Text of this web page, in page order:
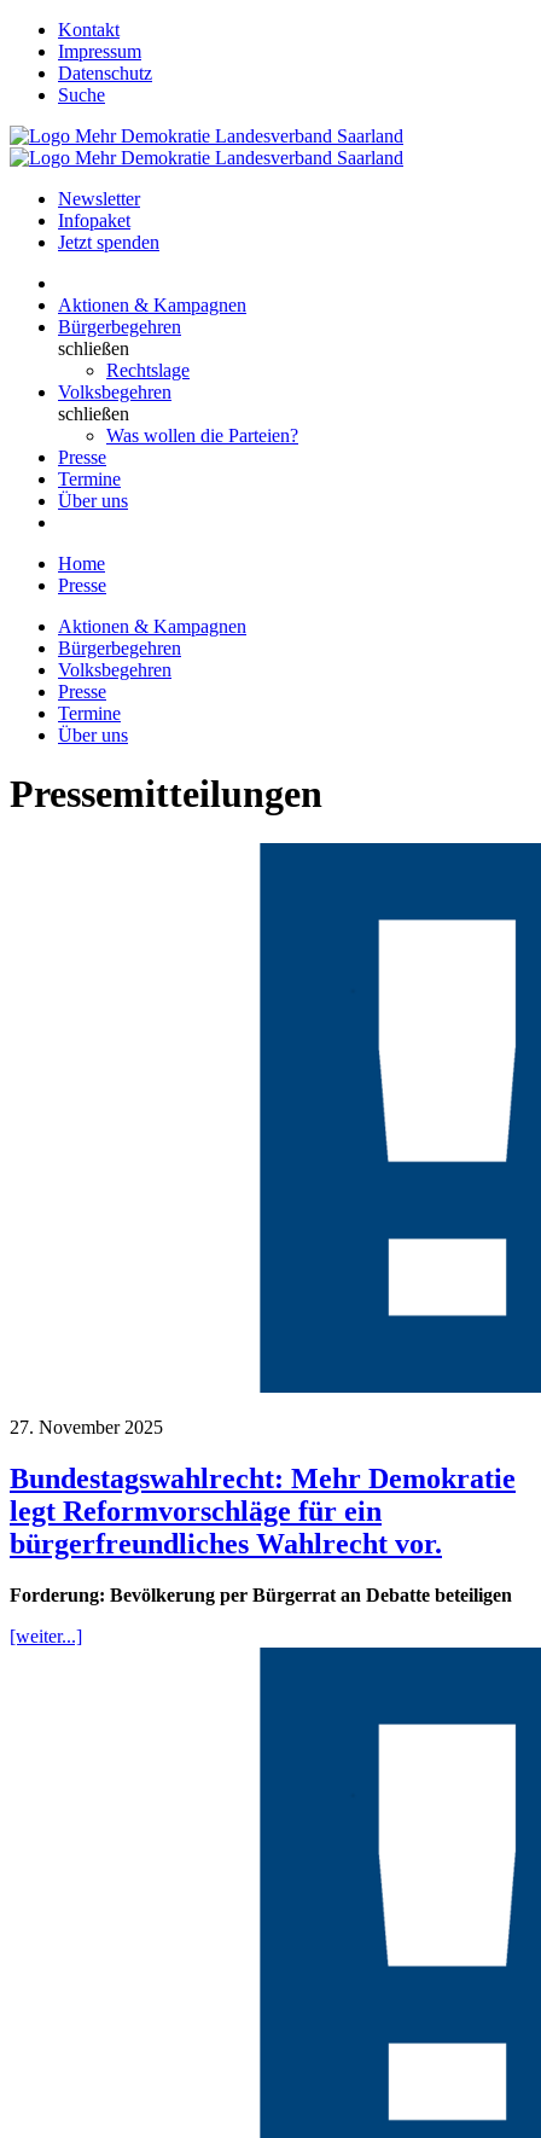
Kontakt
Impressum
Datenschutz
Suche
Newsletter
Infopaket
Jetzt spenden
Aktionen & Kampagnen
Bürgerbegehren
schließen
Rechtslage
Volksbegehren
schließen
Was wollen die Parteien?
Presse
Termine
Über uns
Home
Presse
Aktionen & Kampagnen
Bürgerbegehren
Volksbegehren
Presse
Termine
Über uns
Pressemitteilungen
27. November 2025
Bundestagswahlrecht: Mehr Demokratie
legt Reformvorschläge für ein
bürgerfreundliches Wahlrecht vor.
Forderung: Bevölkerung per Bürgerrat an Debatte beteiligen
[weiter...]